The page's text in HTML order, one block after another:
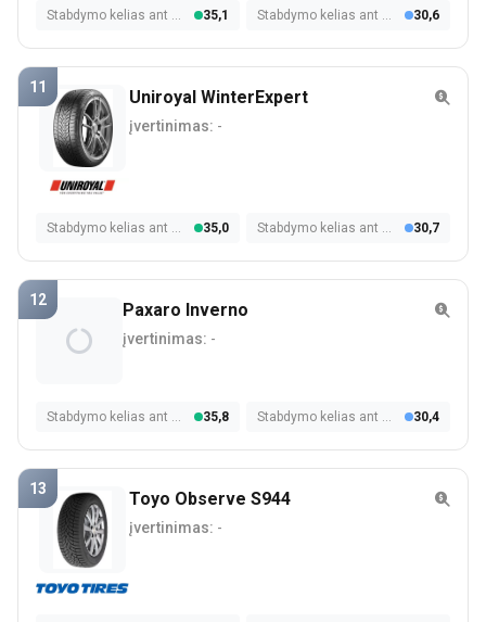
Stabdymo kelias ant šlapios dangos 35,1 Stabdymo kelias ant sniego 30,6
11 Uniroyal WinterExpert
įvertinimas: -
Stabdymo kelias ant šlapios dangos 35,0 Stabdymo kelias ant sniego 30,7
12 Paxaro Inverno
įvertinimas: -
Stabdymo kelias ant šlapios dangos 35,8 Stabdymo kelias ant sniego 30,4
13 Toyo Observe S944
įvertinimas: -